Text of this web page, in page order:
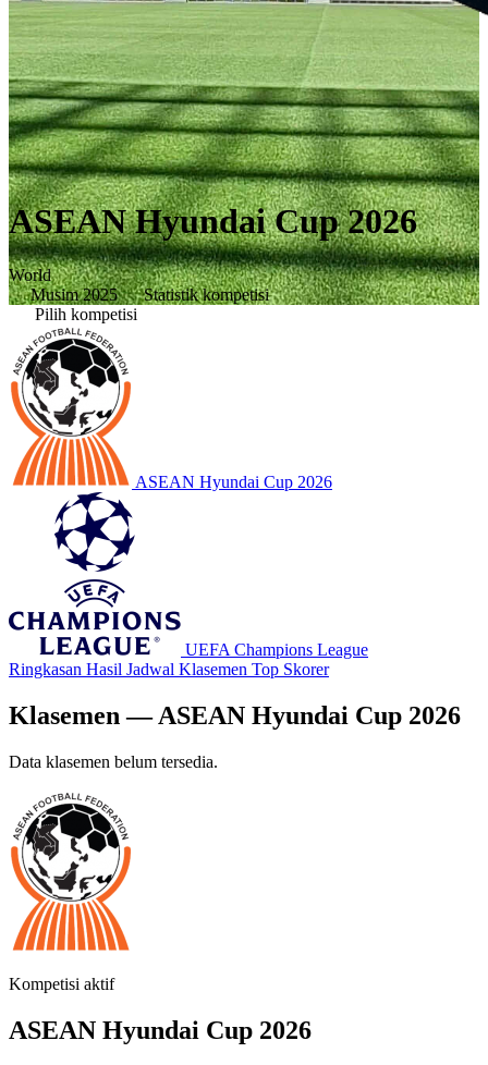
ASEAN Hyundai Cup 2026
World
Musim 2025
Statistik kompetisi
Pilih kompetisi
ASEAN Hyundai Cup 2026
UEFA Champions League
Ringkasan Hasil Jadwal Klasemen Top Skorer
Klasemen — ASEAN Hyundai Cup 2026
Data klasemen belum tersedia.
Kompetisi aktif
ASEAN Hyundai Cup 2026